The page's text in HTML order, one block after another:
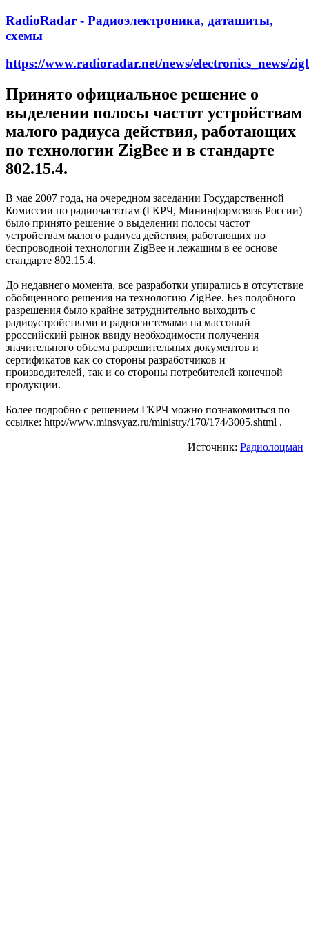
RadioRadar - Радиоэлектроника, даташиты,
схемы
https://www.radioradar.net/news/electronics_news/
Принято официальное решение о
выделении полосы частот устройствам
малого радиуса действия, работающих
по технологии ZigBee и в стандарте
802.15.4.
В мае 2007 года, на очередном заседании Государственной
Комиссии по радиочастотам (ГКРЧ, Мининформсвязь России)
было принято решение о выделении полосы частот
устройствам малого радиуса действия, работающих по
беспроводной технологии ZigBee и лежащим в ее основе
стандарте 802.15.4.
До недавнего момента, все разработки упирались в отсутствие
обобщенного решения на технологию ZigBee. Без подобного
разрешения было крайне затруднительно выходить с
радиоустройствами и радиосистемами на массовый
pроссийский рынок ввиду необходимости получения
значительного объема разрешительных документов и
сертификатов как со стороны разработчиков и
производителей, так и со стороны потребителей конечной
продукции.
Более подробно с решением ГКРЧ можно познакомиться по
ссылке: http://www.minsvyaz.ru/ministry/170/174/3005.shtml .
Источник: Радиолоцман